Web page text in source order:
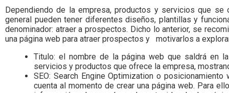
Dependiendo de la empresa, productos y servicios que
general pueden tener diferentes diseños, plantillas y
denominador: atraer a prospectos. Dicho lo anterior, se
una página web para atraer prospectos y motivarlos a
Titulo: el nombre de la página web que saldrá en
servicios y productos que ofrece la empresa,
SEO: Search Engine Optimization o
cuenta al momento de crear una página web. Para